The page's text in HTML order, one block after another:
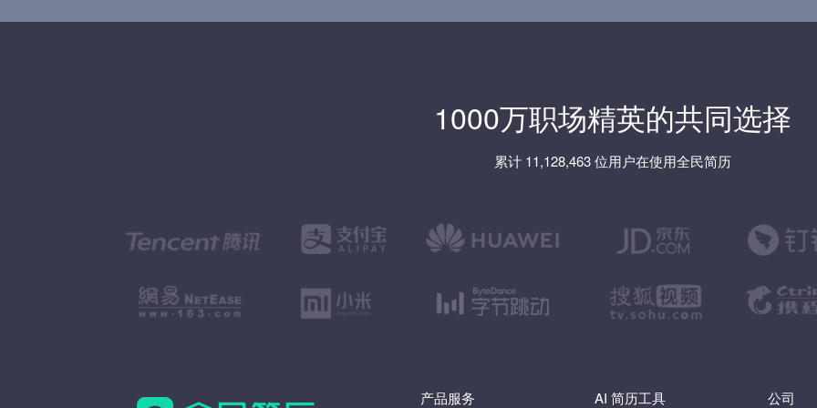
1000万职场精英的共同选择
累计 11,128,463 位用户在使用全民简历
产品服务 AI 简历工具 公司